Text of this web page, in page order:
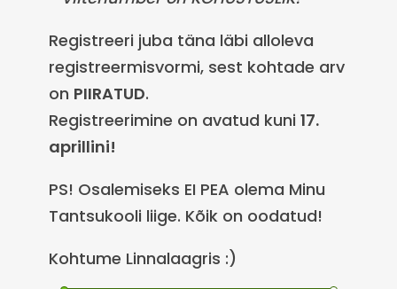
Registreeri juba täna läbi alloleva
registreermisvormi, sest kohtade arv
on PIIRATUD.
Registreerimine on avatud kuni 17.
aprillini!
PS! Osalemiseks EI PEA olema Minu
Tantsukooli liige. Kõik on oodatud!
Kohtume Linnalaagris :)